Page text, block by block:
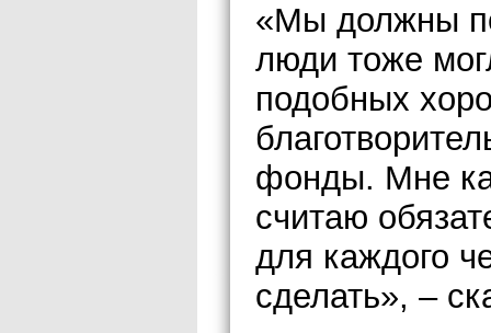
«Мы должны
люди тоже
подобных
фонды. Мне
считаю
для каждого
сделать», –